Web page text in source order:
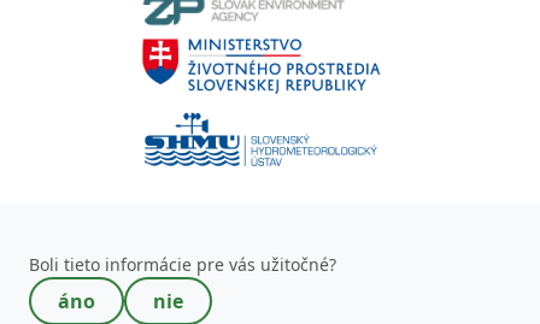
Boli tieto informácie pre vás užitočné?
áno nie
Toto pole nevypĺňajte!